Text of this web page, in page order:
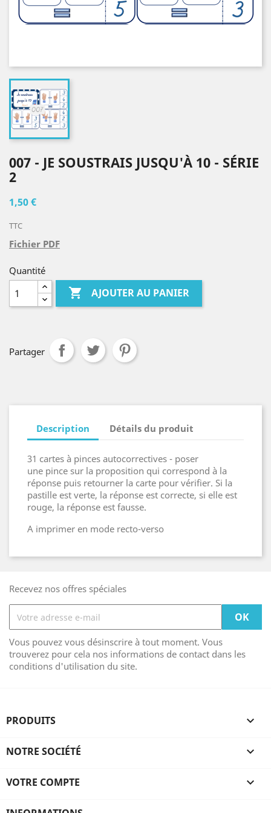
007 - JE SOUSTRAIS JUSQU'À 10 - SÉRIE
2
1,50 €
TTC
Fichier PDF
Quantité
 AJOUTER AU PANIER
Partager
Description Détails du produit
31 cartes à pinces autocorrectives - poser
une pince sur la proposition qui correspond à la
réponse puis retourner la carte pour vérifier. Si la
pastille est verte, la réponse est correcte, si elle est
rouge, la réponse est fausse.
A imprimer en mode recto-verso
Recevez nos offres spéciales
Vous pouvez vous désinscrire à tout moment. Vous
trouverez pour cela nos informations de contact dans les
conditions d'utilisation du site.
PRODUITS 
NOTRE SOCIÉTÉ 
VOTRE COMPTE 